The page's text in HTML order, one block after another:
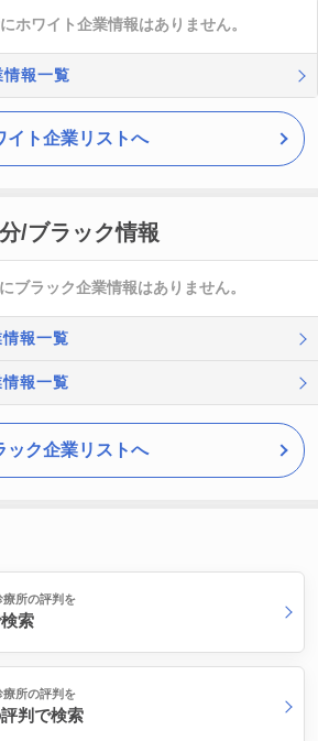
ホワイト企業情報はありません。
報一覧
イト企業リストへ
/ブラック情報
ブラック企業情報はありません。
報一覧
報一覧
ック企業リストへ
所の評判を
索
所の評判を
判で検索